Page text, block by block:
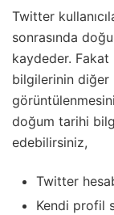
Twitter
sonrasında
kaydeder.
bilgilerinin diğer
doğum tarihi
edebilirsiniz,
Twitter
Kendi profil